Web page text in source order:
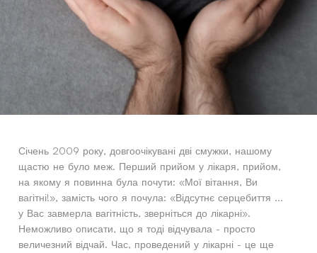
Січень 2009 року, довгоочікувані дві смужки, нашому
щастю не було меж. Перший прийом у лікаря, прийом,
на якому я повинна була почути: «Мої вітання, Ви
вагітні!», замість чого я почула: «Відсутнє серцебиття ...
у Вас завмерла вагітність, зверніться до лікарні».
Неможливо описати, що я тоді відчувала - просто
величезний відчай. Час, проведений у лікарні - це ще